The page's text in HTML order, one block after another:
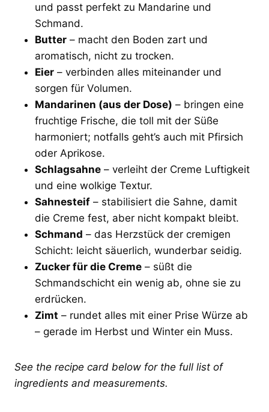
und passt perfekt zu Mandarine und
Schmand.
Butter – macht den Boden zart und
aromatisch, nicht zu trocken.
Eier – verbinden alles miteinander und
sorgen für Volumen.
Mandarinen (aus der Dose) – bringen eine
fruchtige Frische, die toll mit der Süße
harmoniert; notfalls geht’s auch mit Pfirsich
oder Aprikose.
Schlagsahne – verleiht der Creme Luftigkeit
und eine wolkige Textur.
Sahnesteif – stabilisiert die Sahne, damit
die Creme fest, aber nicht kompakt bleibt.
Schmand – das Herzstück der cremigen
Schicht: leicht säuerlich, wunderbar seidig.
Zucker für die Creme – süßt die
Schmandschicht ein wenig ab, ohne sie zu
erdrücken.
Zimt – rundet alles mit einer Prise Würze ab
– gerade im Herbst und Winter ein Muss.
See the recipe card below for the full list of
ingredients and measurements.